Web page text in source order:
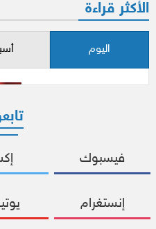
الأكثر قراءة
اليوم
فيسبوك
إنستغرام